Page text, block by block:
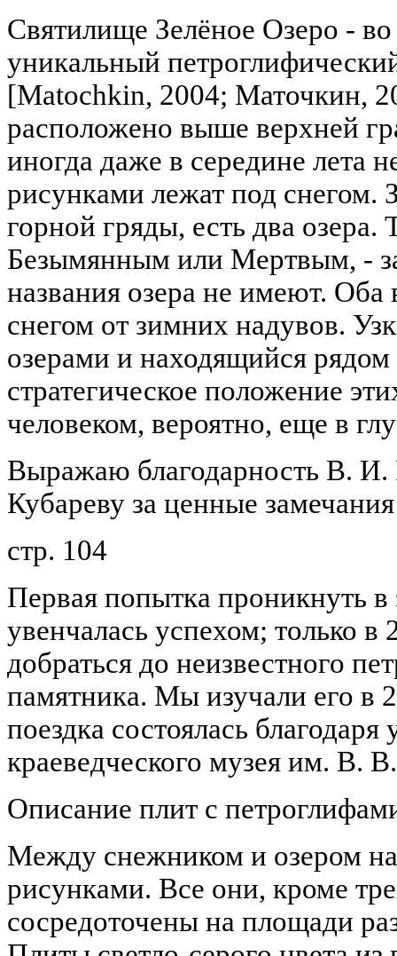
Святилище Зелёное Озеро -
уникальный
[Matochkin, 2004; Маточкин,
расположено выше верхней
иногда даже в середине лета
рисунками лежат под снегом.
горной гряды, есть два
Безымянным или Мертвым, -
названия озера не имеют.
снегом от зимних надувов.
озерами и находящийся рядом
стратегическое положение
человеком, вероятно, еще в
Выражаю благодарность В.
Кубареву за ценные
стр. 104
Первая попытка проникнуть в
увенчалась успехом; только в
добраться до неизвестного
памятника. Мы изучали его в
поездка состоялась
краеведческого музея им. В.
Описание плит с
Между снежником и озером
рисунками. Все они, кроме
сосредоточены на площади